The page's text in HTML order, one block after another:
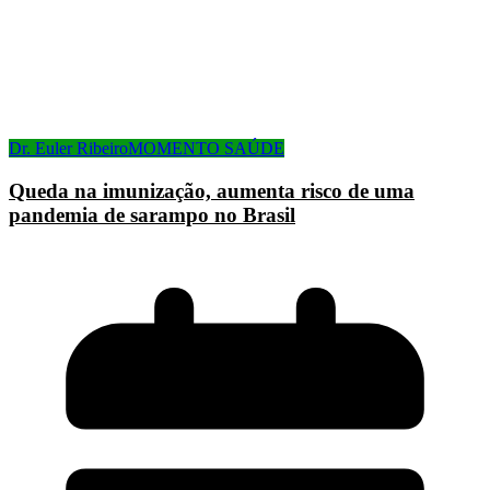
Dr. Euler RibeiroMOMENTO SAÚDE
Queda na imunização, aumenta risco de uma
pandemia de sarampo no Brasil